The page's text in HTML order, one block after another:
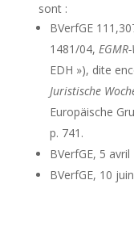
sont :
BVerfGE
1481/04,
EDH »), dite
Juristische
Europäische
p. 741.
BVerfGE, 5
BVerfGE, 10